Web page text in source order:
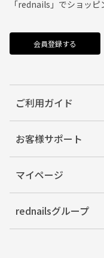
「rednails」でショッピ
会員登録する
ご利用ガイド
お客様サポート
マイページ
rednailsグループ